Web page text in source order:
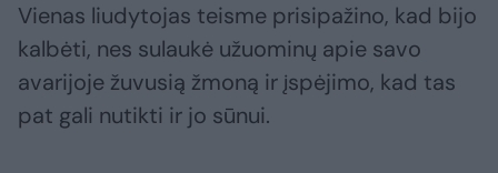
Vienas liudytojas teisme prisipažino, kad bijo
kalbėti, nes sulaukė užuominų apie savo
avarijoje žuvusią žmoną ir įspėjimo, kad tas
pat gali nutikti ir jo sūnui.